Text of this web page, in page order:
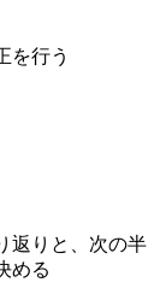
を行う
返りと、次の半
める